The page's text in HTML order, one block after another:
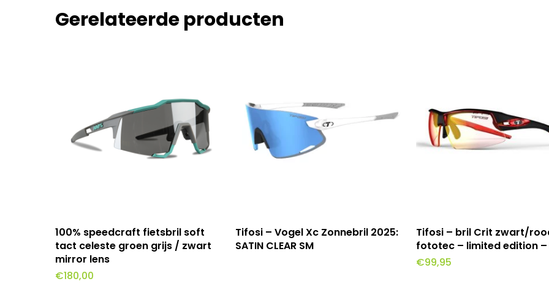
Gerelateerde producten
Toevoegen Aan Winkelwagen
100% speedcraft fietsbril soft
tact celeste groen grijs / zwart
mirror lens
€180,00
Lees Meer
Tifosi – Vogel Xc Zonnebril 2025:
SATIN CLEAR SM
Toevoegen Aan
Tifosi – bril Crit zwart/
fototec – limited edition –
€99,95